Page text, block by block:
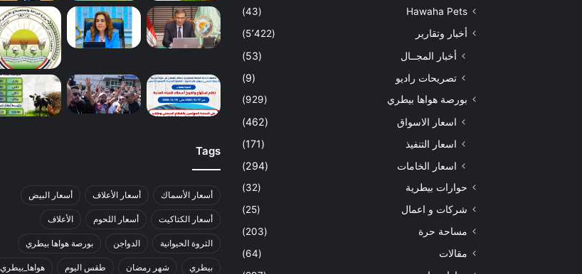
Hawaha Pets
(43)
أخبار وتقارير
(5٬422)
أخبار المجــال
(53)
تصريحات راديو
(9)
بورصة هواها بيطري (929)
اسعار الاسواق
(462)
اسعار التنفيذ
(171)
اسعار الخامات
(294)
حوارات بيطرية
(32)
شركات و اعمال
(25)
مساحة حرة
(203)
مقالات
(64)
Tags
أسعار الأسماك أسعار الأعلاف أسعار البيض
أسعار الكتاكيت أسعار اللحوم الأعلاف
الثروة الحيوانية الدواجن بورصة هواها بيطري
بيطري شهر رمضان طقس اليوم هواها_بيطري